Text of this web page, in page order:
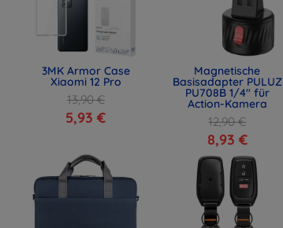
3MK Armor Case
Xiaomi 12 Pro
13,90 €
5,93 €
Magnetische
Basisadapter PULUZ
PU708B 1/4" für
Action-Kamera
12,90 €
8,93 €